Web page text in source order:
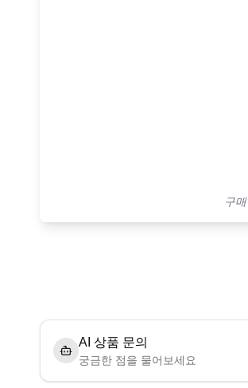
구
AI 상품 문의
궁금한 점을 물어보세요